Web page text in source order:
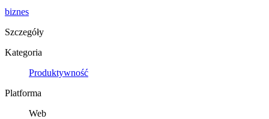
biznes
Szczegóły
Kategoria
Produktywność
Platforma
Web